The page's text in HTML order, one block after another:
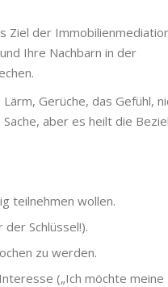
Ziel der
Ihre Nachbarn in der
Gerüche, das Gefühl,
aber es heilt die
teilnehmen wollen.
Schlüssel!).
zu werden.
(„Ich möchte meine